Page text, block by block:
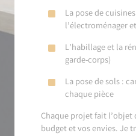
La pose de
l’électroménager
L’habillage et la
garde-corps)
La pose de sols :
chaque pièce
Chaque projet fait l’objet
budget et vos envies. Je